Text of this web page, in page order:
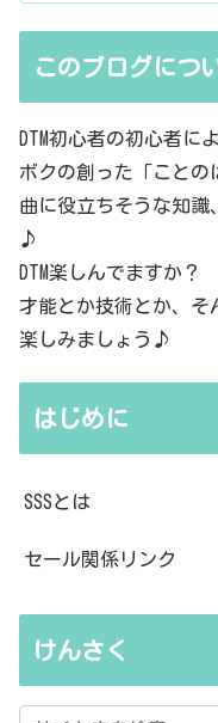
このブログにつ
DTM初心者の初心者
ボクの創った「こと
曲に役立ちそうな知識
♪
DTM楽しんでますか？
才能とか技術とか、そ
楽しみましょう♪
はじめに
SSSとは
セール関係リンク
けんさく